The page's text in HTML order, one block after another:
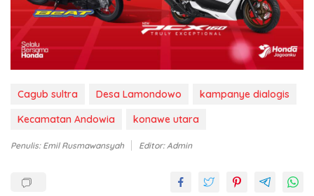
Cagub sultra Desa Lamondowo
kampanye dialogis
Kecamatan Andowia
konawe utara
Penulis: Emil Rusmawansyah Editor: Admin